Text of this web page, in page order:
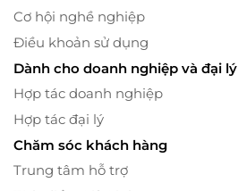
Cơ hội nghề nghiệp
Điều khoản sử dụng
Dành cho doanh nghiệp và đại lý
Hợp tác doanh nghiệp
Hợp tác đại lý
Chăm sóc khách hàng
Trung tâm hỗ trợ